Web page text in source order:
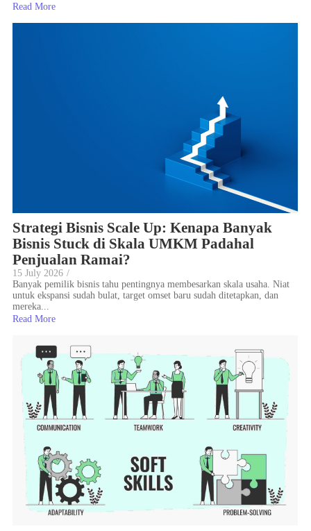
Read More
Strategi Bisnis Scale Up: Kenapa Banyak
Bisnis Stuck di Skala UMKM Padahal
Penjualan Ramai?
15 July 2026 /
Banyak pemilik bisnis tahu pentingnya membesarkan skala usaha. Niat
untuk ekspansi sudah bulat, target omset baru sudah ditetapkan, dan
mereka...
Read More